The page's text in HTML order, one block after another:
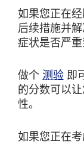
如果您正在
后续措施并
症状是否严重
做个 测验 即
的分数可以
性。
如果您正在